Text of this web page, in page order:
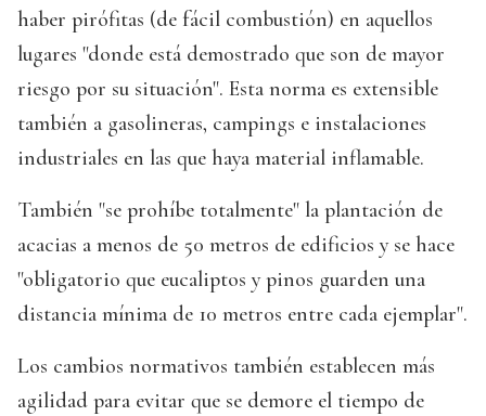
haber pirófitas (de fácil combustión) en aquellos
lugares "donde está demostrado que son de mayor
riesgo por su situación". Esta norma es extensible
también a gasolineras, campings e instalaciones
industriales en las que haya material inflamable.
También "se prohíbe totalmente" la plantación de
acacias a menos de 50 metros de edificios y se hace
"obligatorio que eucaliptos y pinos guarden una
distancia mínima de 10 metros entre cada ejemplar".
Los cambios normativos también establecen más
agilidad para evitar que se demore el tiempo de